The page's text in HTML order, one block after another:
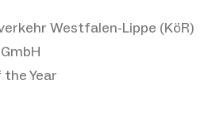
Westfalen-Lippe (KöR)
Year